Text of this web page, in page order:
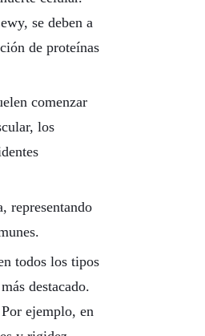
se deben a
de proteínas
comenzar
los
representando
todos los tipos
destacado.
ejemplo, en